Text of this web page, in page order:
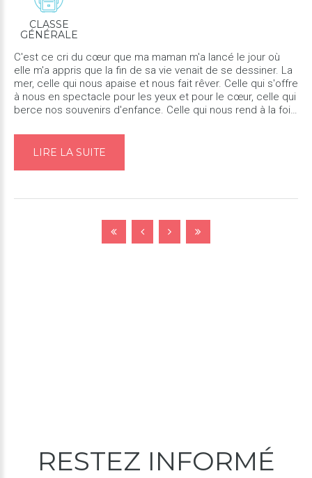
CLASSE
GÉNÉRALE
C'est ce cri du cœur que ma maman m'a lancé le jour où
elle m'a appris que la fin de sa vie venait de se dessiner. La
mer, celle qui nous apaise et nous fait rêver. Celle qui s'offre
à nous en spectacle pour les yeux et pour le cœur, celle qui
berce nos souvenirs d'enfance. Celle qui nous rend à la fois
LIRE LA SUITE
RESTEZ INFORMÉ